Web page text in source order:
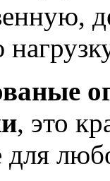
, это
для